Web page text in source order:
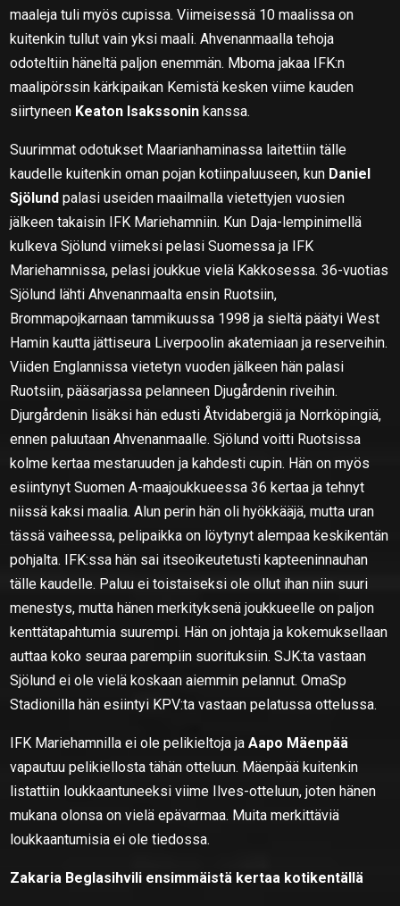
maaleja tuli myös cupissa. Viimeisessä 10 maalissa on
kuitenkin tullut vain yksi maali. Ahvenanmaalla tehoja
odoteltiin häneltä paljon enemmän. Mboma jakaa IFK:n
maalipörssin kärkipaikan Kemistä kesken viime kauden
siirtyneen Keaton Isakssonin kanssa.
Suurimmat odotukset Maarianhaminassa laitettiin tälle
kaudelle kuitenkin oman pojan kotiinpaluuseen, kun Daniel
Sjölund palasi useiden maailmalla vietettyjen vuosien
jälkeen takaisin IFK Mariehamniin. Kun Daja-lempinimellä
kulkeva Sjölund viimeksi pelasi Suomessa ja IFK
Mariehamnissa, pelasi joukkue vielä Kakkosessa. 36-vuotias
Sjölund lähti Ahvenanmaalta ensin Ruotsiin,
Brommapojkarnaan tammikuussa 1998 ja sieltä päätyi West
Hamin kautta jättiseura Liverpoolin akatemiaan ja reserveihin.
Viiden Englannissa vietetyn vuoden jälkeen hän palasi
Ruotsiin, pääsarjassa pelanneen Djugårdenin riveihin.
Djurgårdenin lisäksi hän edusti Åtvidabergiä ja Norrköpingiä,
ennen paluutaan Ahvenanmaalle. Sjölund voitti Ruotsissa
kolme kertaa mestaruuden ja kahdesti cupin. Hän on myös
esiintynyt Suomen A-maajoukkueessa 36 kertaa ja tehnyt
niissä kaksi maalia. Alun perin hän oli hyökkääjä, mutta uran
tässä vaiheessa, pelipaikka on löytynyt alempaa keskikentän
pohjalta. IFK:ssa hän sai itseoikeutetusti kapteeninnauhan
tälle kaudelle. Paluu ei toistaiseksi ole ollut ihan niin suuri
menestys, mutta hänen merkityksenä joukkueelle on paljon
kenttätapahtumia suurempi. Hän on johtaja ja kokemuksellaan
auttaa koko seuraa parempiin suorituksiin. SJK:ta vastaan
Sjölund ei ole vielä koskaan aiemmin pelannut. OmaSp
Stadionilla hän esiintyi KPV:ta vastaan pelatussa ottelussa.
IFK Mariehamnilla ei ole pelikieltoja jaAapo Mäenpää
vapautuu pelikiellosta tähän otteluun. Mäenpää kuitenkin
listattiin loukkaantuneeksi viime Ilves-otteluun, joten hänen
mukana olonsa on vielä epävarmaa. Muita merkittäviä
loukkaantumisia ei ole tiedossa.
Zakaria Beglasihvili ensimmäistä kertaa kotikentällä